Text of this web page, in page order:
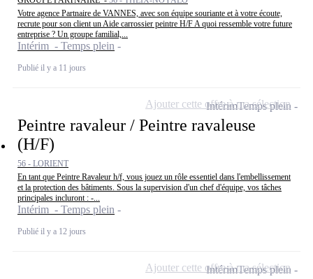
Votre agence Partnaire de VANNES, avec son équipe souriante et à votre écoute,
recrute pour son client un Aide carrossier peintre H/F A quoi ressemble votre future
entreprise ? Un groupe familial,...
Intérim - Temps plein
Publié il y a 11 jours
Peintre ravaleur / Peintre ravaleuse
(H/F)
56 - LORIENT
En tant que Peintre Ravaleur h/f, vous jouez un rôle essentiel dans l'embellissement
et la protection des bâtiments. Sous la supervision d'un chef d'équipe, vos tâches
principales incluront : -...
Intérim - Temps plein
Publié il y a 12 jours
IntérimTemps plein
Ajouter cette offre à ma sélection
IntérimTemps plein
Ajouter cette offre à ma sélection